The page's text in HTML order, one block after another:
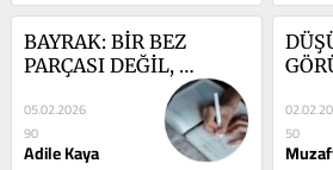
BAYRAK: BİR BEZ
PARÇASI DEĞİL,
ŞEHİTLERİN KANIDIR
05.02.2026
90
Adile Kaya
50